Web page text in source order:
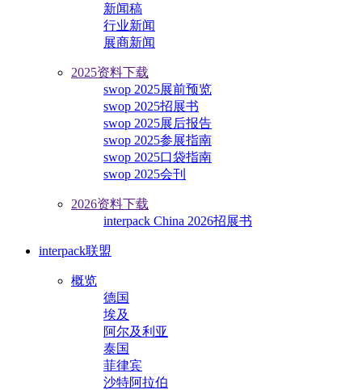
新闻稿
行业新闻
展商新闻
2025资料下载
swop 2025展前预览
swop 2025招展书
swop 2025展后报告
swop 2025参展指南
swop 2025口袋指南
swop 2025会刊
2026资料下载
interpack China 2026招展书
interpack联盟
概览
德国
埃及
阿尔及利亚
泰国
菲律宾
沙特阿拉伯